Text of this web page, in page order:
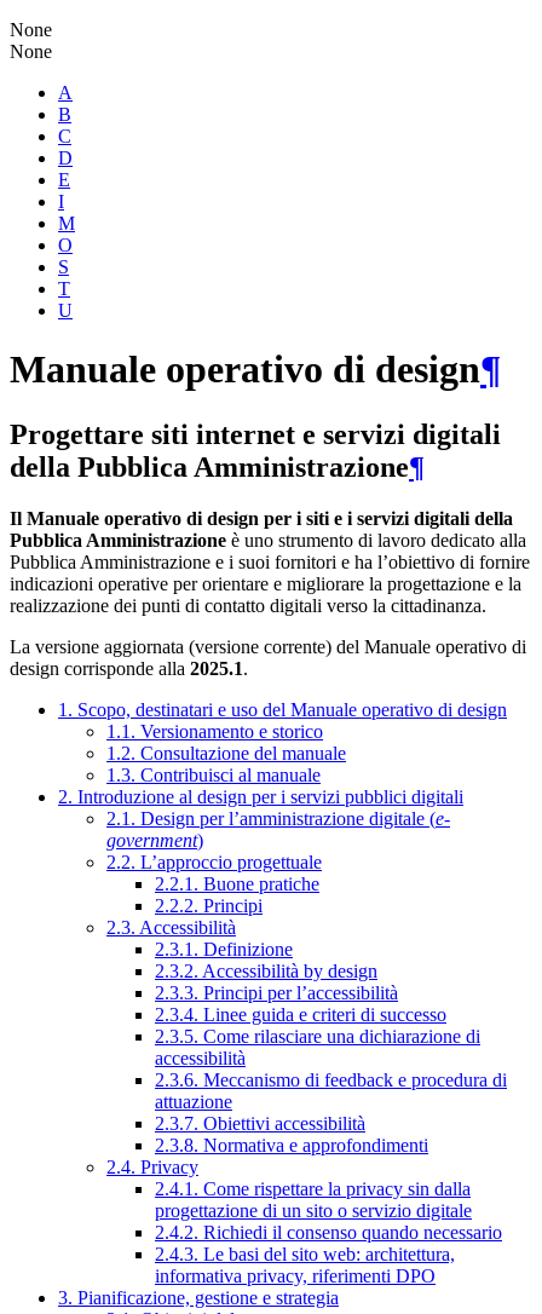
None
None
A
B
C
D
E
I
M
O
S
T
U
Manuale operativo di design¶
Progettare siti internet e servizi digitali
della Pubblica Amministrazione¶
Il Manuale operativo di design per i siti e i servizi digitali della
Pubblica Amministrazione è uno strumento di lavoro dedicato alla
Pubblica Amministrazione e i suoi fornitori e ha l’obiettivo di fornire
indicazioni operative per orientare e migliorare la progettazione e la
realizzazione dei punti di contatto digitali verso la cittadinanza.
La versione aggiornata (versione corrente) del Manuale operativo di
design corrisponde alla 2025.1.
1. Scopo, destinatari e uso del Manuale operativo di design
1.1. Versionamento e storico
1.2. Consultazione del manuale
1.3. Contribuisci al manuale
2. Introduzione al design per i servizi pubblici digitali
2.1. Design per l’amministrazione digitale (e-
government)
2.2. L’approccio progettuale
2.2.1. Buone pratiche
2.2.2. Principi
2.3. Accessibilità
2.3.1. Definizione
2.3.2. Accessibilità by design
2.3.3. Principi per l’accessibilità
2.3.4. Linee guida e criteri di successo
2.3.5. Come rilasciare una dichiarazione di
accessibilità
2.3.6. Meccanismo di feedback e procedura di
attuazione
2.3.7. Obiettivi accessibilità
2.3.8. Normativa e approfondimenti
2.4. Privacy
2.4.1. Come rispettare la privacy sin dalla
progettazione di un sito o servizio digitale
2.4.2. Richiedi il consenso quando necessario
2.4.3. Le basi del sito web: architettura,
informativa privacy, riferimenti DPO
3. Pianificazione, gestione e strategia